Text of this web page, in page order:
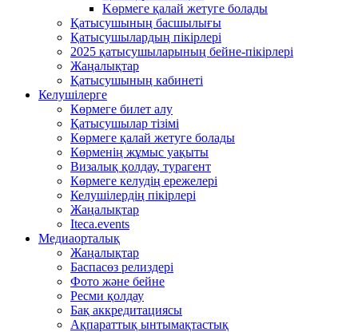
Kөрмеге қалай жетуге болады
Қатысушының басшылығы
Қатысушылардың пікірлері
2025 қатысушыларының бейне-пікірлері
Жаңалықтар
Қатысушының кабинеті
Келушілерге
Көрмеге билет алу
Қатысушылар тізімі
Көрмеге қалай жетуге болады
Көрменің жұмыс уақыты
Визалық қолдау, турагент
Көрмеге келудің ережелері
Келушілердің пікірлері
Жаңалықтар
Iteca.events
Медиаорталық
Жаңалықтар
Баспасөз релиздері
Фото және бейне
Ресми қолдау
Бақ аккредитациясы
Ақпараттық ынтымақтастық